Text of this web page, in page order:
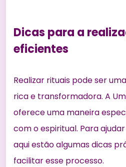
Dicas para a
eficientes
Realizar rituais pode ser
rica e transformadora. A
oferece uma maneira
com o espiritual. Para
aqui estão algumas dicas
facilitar esse processo.